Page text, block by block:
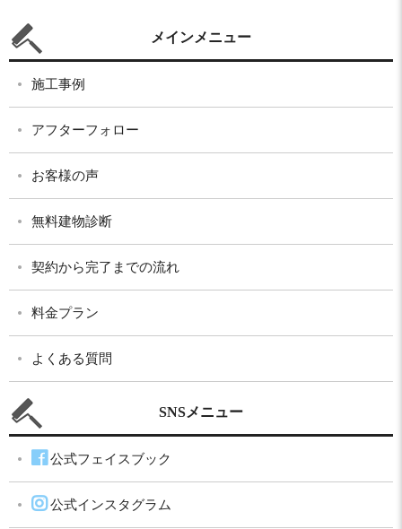
メインメニュー
施工事例
アフターフォロー
お客様の声
無料建物診断
契約から完了までの流れ
料金プラン
よくある質問
SNSメニュー
公式フェイスブック
公式インスタグラム